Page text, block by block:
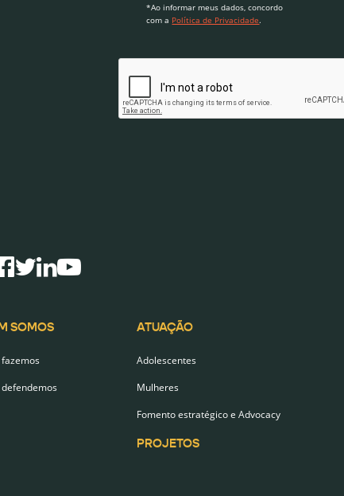
*Ao informar meus dados, concordo
com a Política de Privacidade.
SOMOS ATUAÇÃO
Adolescentes
Mulheres
Fomento estratégico e Advocacy
PROJETOS